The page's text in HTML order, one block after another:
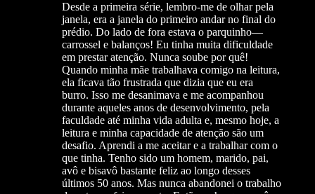
Desde a primeira série, lembro-me de olhar pela
janela, era a janela do primeiro andar no final do
prédio. Do lado de fora estava o parquinho—
carrossel e balanços! Eu tinha muita dificuldade
em prestar atenção. Nunca soube por quê!
Quando minha mãe trabalhava comigo na leitura,
ela ficava tão frustrada que dizia que eu era
burro. Isso me desanimava e me acompanhou
durante aqueles anos de desenvolvimento, pela
faculdade até minha vida adulta e, mesmo hoje, a
leitura e minha capacidade de atenção são um
desafio. Aprendi a me aceitar e a trabalhar com o
que tinha. Tenho sido um homem, marido, pai,
avô e bisavô bastante feliz ao longo desses
últimos 50 anos. Mas nunca abandonei o trabalho